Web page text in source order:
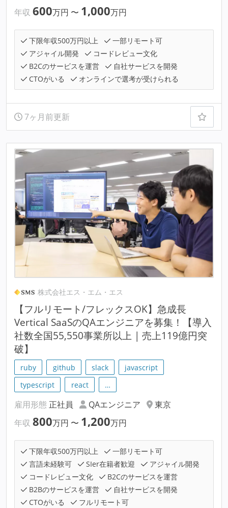
年収 600万円 〜 1,000万円
下限年収500万円以上
一部リモート可
アジャイル開発
コードレビュー文化
B2Cのサービスを運営
自社サービスを開発
CTOがいる
オンラインで選考が受けられる
7ヶ月前更新
株式会社エス・エム・エス
【フルリモート/フレックスOK】急成長
Vertical SaaSのQAエンジニアを募集！【導入
社数全国55,550事業所以上 | 売上119億円突
破】
ruby github slack
javascript
typescript
react …
雇用形態 正社員 QAエンジニア
東京
年収 800万円 〜 1,200万円
下限年収500万円以上
一部リモート可
言語未経験可
SIer在籍者歓迎
アジャイル開発
コードレビュー文化
B2Cのサービスを運営
B2Bのサービスを運営
自社サービスを開発
CTOがいる
フルリモート可